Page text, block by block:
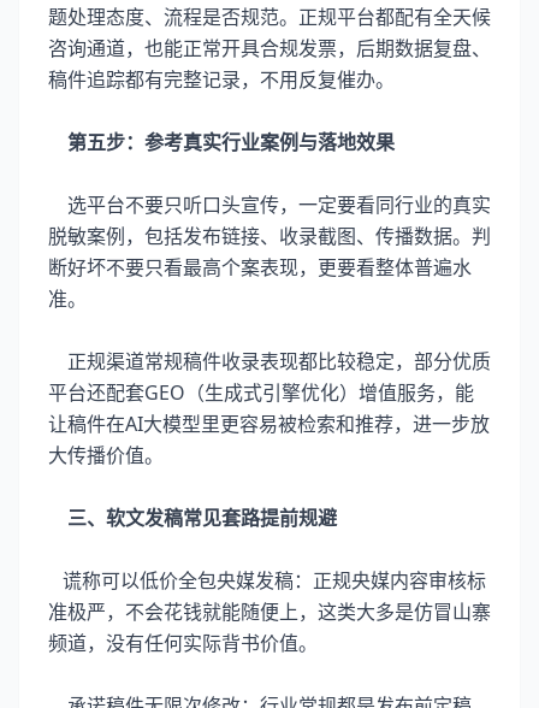
题处理态度、流程是否规范。正规平台都配有全天候
咨询通道，也能正常开具合规发票，后期数据复盘、
稿件追踪都有完整记录，不用反复催办。
第五步：参考真实行业案例与落地效果
选平台不要只听口头宣传，一定要看同行业的真实
脱敏案例，包括发布链接、收录截图、传播数据。判
断好坏不要只看最高个案表现，更要看整体普遍水
准。
正规渠道常规稿件收录表现都比较稳定，部分优质
平台还配套GEO（生成式引擎优化）增值服务，能
让稿件在AI大模型里更容易被检索和推荐，进一步放
大传播价值。
三、软文发稿常见套路提前规避
谎称可以低价全包央媒发稿：正规央媒内容审核标
准极严，不会花钱就能随便上，这类大多是仿冒山寨
频道，没有任何实际背书价值。